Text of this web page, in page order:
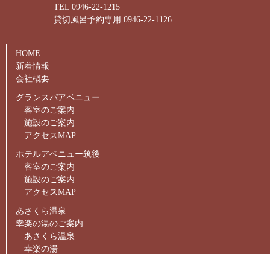
TEL 0946-22-1215
貸切風呂予約専用 0946-22-1126
HOME
新着情報
会社概要
グランスパアベニュー
客室のご案内
施設のご案内
アクセスMAP
ホテルアベニュー筑後
客室のご案内
施設のご案内
アクセスMAP
あさくら温泉
幸楽の湯のご案内
あさくら温泉
幸楽の湯